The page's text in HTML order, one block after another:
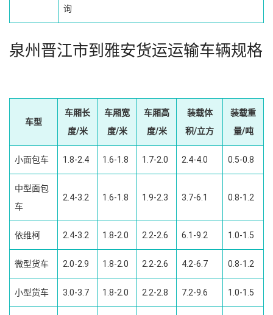
询
泉州晋江市到雅安货运运输车辆规格
车型
车厢长
度/米
车厢宽
度/米
车厢高
度/米
装载体
积/立方
装载重
量/吨
小面包车 1.8-2.4 1.6-1.8 1.7-2.0 2.4-4.0 0.5-0.8
中型面包
车
2.4-3.2 1.6-1.8 1.9-2.3 3.7-6.1 0.8-1.2
依维柯 2.4-3.2 1.8-2.0 2.2-2.6 6.1-9.2 1.0-1.5
微型货车 2.0-2.9 1.8-2.0 2.2-2.6 4.2-6.7 0.8-1.2
小型货车 3.0-3.7 1.8-2.0 2.2-2.8 7.2-9.6 1.0-1.5